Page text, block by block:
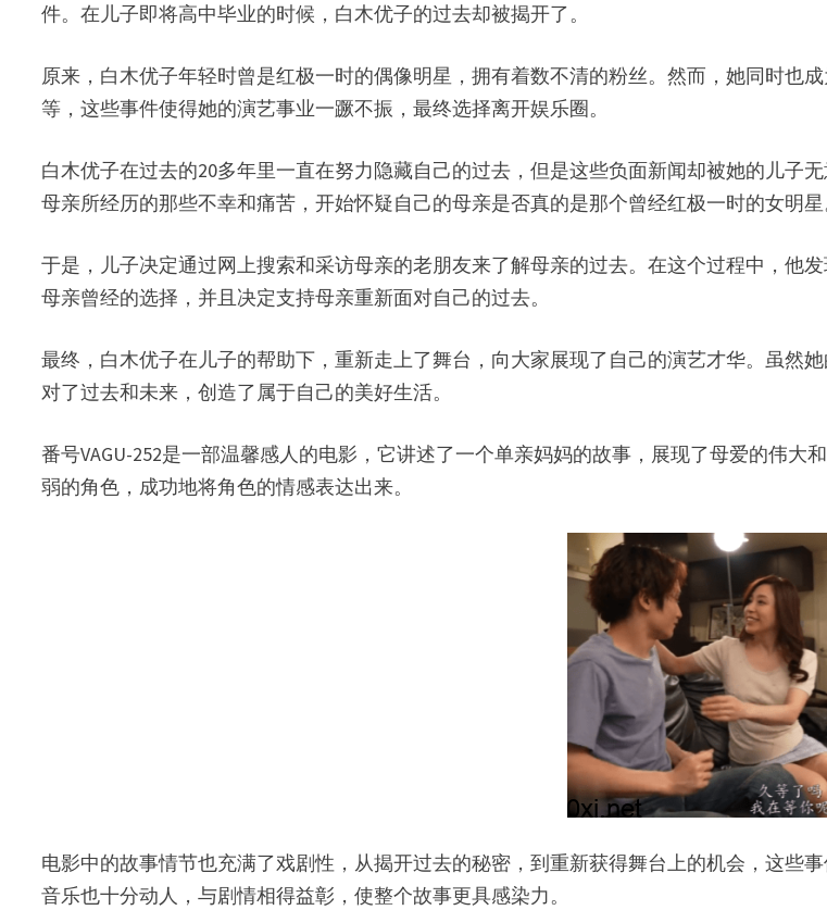
件。在儿子即将高中毕业的时候，白木优子的过去却被揭开了。
原来，白木优子年轻时曾是红极一时的偶像明星，拥有着数不清的粉丝。然而，她同时也
等，这些事件使得她的演艺事业一蹶不振，最终选择离开娱乐圈。
白木优子在过去的20多年里一直在努力隐藏自己的过去，但是这些负面新闻却被她的儿子
母亲所经历的那些不幸和痛苦，开始怀疑自己的母亲是否真的是那个曾经红极一时的女明星
于是，儿子决定通过网上搜索和采访母亲的老朋友来了解母亲的过去。在这个过程中，他
母亲曾经的选择，并且决定支持母亲重新面对自己的过去。
最终，白木优子在儿子的帮助下，重新走上了舞台，向大家展现了自己的演艺才华。虽然
对了过去和未来，创造了属于自己的美好生活。
番号VAGU-252是一部温馨感人的电影，它讲述了一个单亲妈妈的故事，展现了母爱的伟
弱的角色，成功地将角色的情感表达出来。
电影中的故事情节也充满了戏剧性，从揭开过去的秘密，到重新获得舞台上的机会，这些
音乐也十分动人，与剧情相得益彰，使整个故事更具感染力。